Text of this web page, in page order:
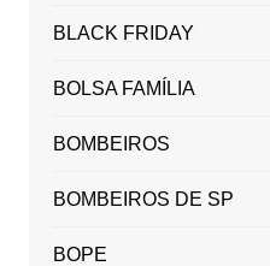
BLACK FRIDAY
BOLSA FAMÍLIA
BOMBEIROS
BOMBEIROS DE SP
BOPE